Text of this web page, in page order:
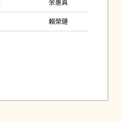
余惠真
賴榮璉